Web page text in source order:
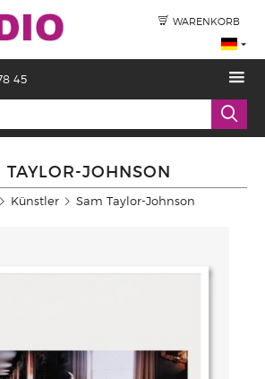
WARENKORB
45
TAYLOR-JOHNSON
Künstler Sam Taylor-Johnson